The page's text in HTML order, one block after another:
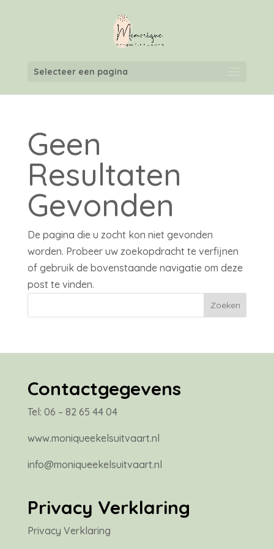
Selecteer een pagina
Geen
Resultaten
Gevonden
De pagina die u zocht kon niet gevonden
worden. Probeer uw zoekopdracht te verfijnen
of gebruik de bovenstaande navigatie om deze
post te vinden.
Contactgegevens
Tel: 06 – 82 65 44 04
www.moniqueekelsuitvaart.nl
info@moniqueekelsuitvaart.nl
Privacy Verklaring
Privacy Verklaring